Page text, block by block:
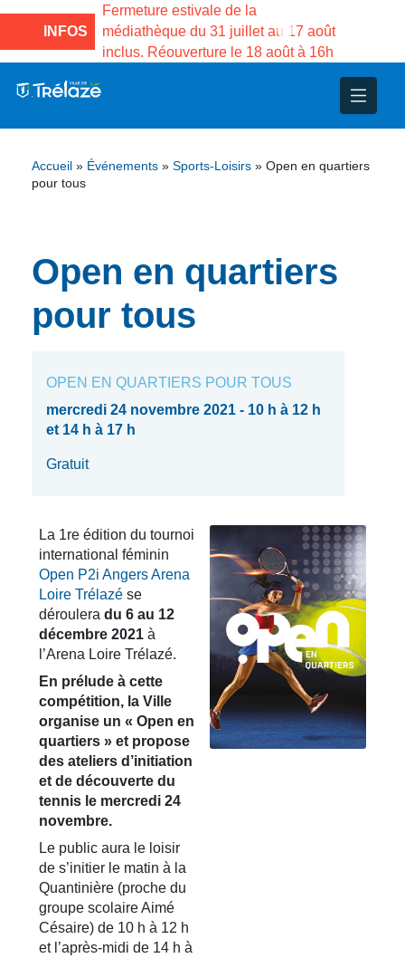
INFOS
la Maison des
de Gama du
Fermeture estivale de la
médiathèque du 31 juillet au 17 août
inclus. Réouverture le 18 août à 16h
et d’animations
Projets
– Jumelage
Accueil » Événements » Sports-Loisirs » Open en quartiers
pour tous
Open en quartiers
pour tous
OPEN EN QUARTIERS POUR TOUS
mercredi 24 novembre 2021 - 10 h à 12 h
et 14 h à 17 h
Gratuit
La 1re édition du tournoi
international féminin
Open P2i Angers Arena
Loire Trélazé se
déroulera du 6 au 12
décembre 2021 à
l’Arena Loire Trélazé.
En prélude à cette
compétition, la Ville
organise un « Open en
quartiers » et propose
des ateliers d’initiation
et de découverte du
tennis le mercredi 24
novembre.
Le public aura le loisir
de s’initier le matin à la
Quantinière (proche du
groupe scolaire Aimé
Césaire) de 10 h à 12 h
et l’après-midi de 14 h à